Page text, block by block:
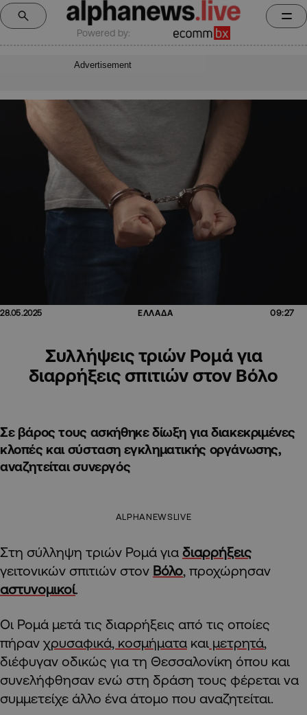
Powered by:
Advertisement
28.05.2025 ΕΛΛΑΔΑ 09:27
Συλλήψεις τριών Ρομά για
διαρρήξεις σπιτιών στον Βόλο
Σε βάρος τους ασκήθηκε δίωξη για διακεκριμένες
κλοπές και σύσταση εγκληματικής οργάνωσης,
αναζητείται συνεργός
ALPHANEWSLIVE
Στη σύλληψη τριών Ρομά για διαρρήξεις
γειτονικών σπιτιών στον Βόλο, προχώρησαν
αστυνομικοί.
Οι Ρομά μετά τις διαρρήξεις από τις οποίες
πήραν χρυσαφικά, κοσμήματα και μετρητά,
διέφυγαν οδικώς για τη Θεσσαλονίκη όπου και
συνελήφθησαν ενώ στη δράση τους φέρεται να
συμμετείχε άλλο ένα άτομο που αναζητείται.